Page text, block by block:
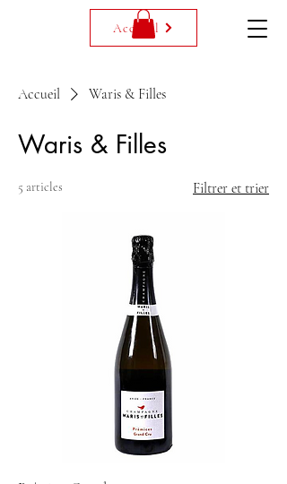
Accueil
Accueil Waris & Filles
Waris & Filles
5 articles Filtrer et trier